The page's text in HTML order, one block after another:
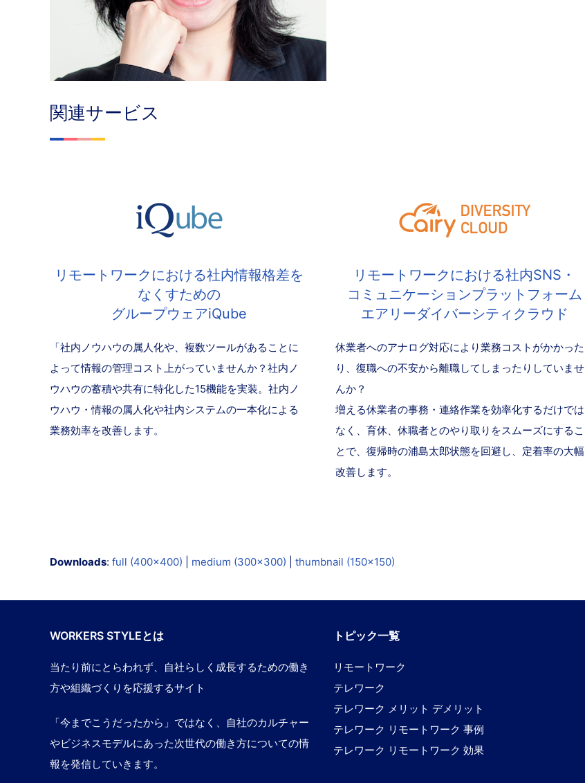
関連サービス
リモートワークにおける社内情報格差を
なくすための
グループウェアiQube
「社内ノウハウの属人化や、複数ツールがあることに
よって情報の管理コスト上がっていませんか？社内ノ
ウハウの蓄積や共有に特化した15機能を実装。社内ノ
ウハウ・情報の属人化や社内システムの一本化による
業務効率を改善します。
リモートワークにおける社内SNS・
コミュニケーションプラットフォーム
エアリーダイバーシティクラウド
休業者へのアナログ対応により業務コストがかかった
り、復職への不安から離職してしまったりしていませ
んか？
増える休業者の事務・連絡作業を効率化するだけでは
なく、育休、休職者とのやり取りをスムーズにするこ
とで、復帰時の浦島太郎状態を回避し、定着率の大幅
改善します。
Downloads: full (400x400) medium (300x300) thumbnail (150x150)
WORKERS STYLEとは
当たり前にとらわれず、自社らしく成長するための働き
方や組織づくりを応援するサイト
「今までこうだったから」ではなく、自社のカルチャー
やビジネスモデルにあった次世代の働き方についての情
報を発信していきます。
トピック一覧
リモートワーク
テレワーク
テレワーク メリット デメリット
テレワーク リモートワーク 事例
テレワーク リモートワーク 効果